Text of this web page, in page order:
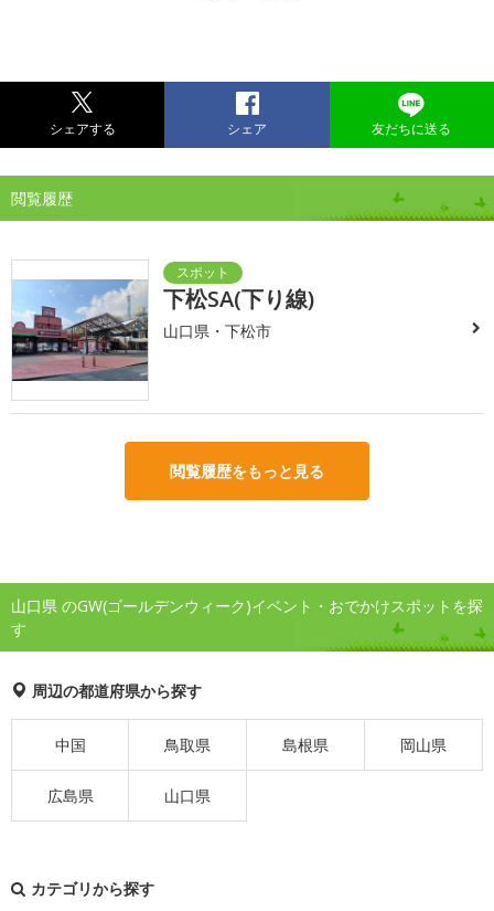
シェアする シェア 友だちに送る
閲覧履歴
下松SA(下り線)
山口県・下松市
閲覧履歴をもっと見る
山口県 のGW(ゴールデンウィーク)イベント・おでかけスポットを探
す
周辺の都道府県から探す
中国 鳥取県 島根県 岡山県
広島県 山口県
カテゴリから探す